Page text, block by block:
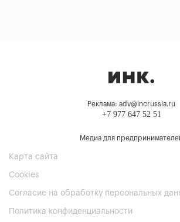
Реклама: adv@incrussia.ru
+7 977 647 52 51
Медиа для
Карта сайта
Cookies
Согласие на обработку персональных
Политика конфиденциальности